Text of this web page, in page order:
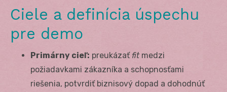
Ciele a definícia úspechu
pre demo
Primárny cieľ: preukázať fitmedzi
požiadavkami zákazníka a schopnosťami
riešenia, potvrdiť biznisový dopad a dohodnúť